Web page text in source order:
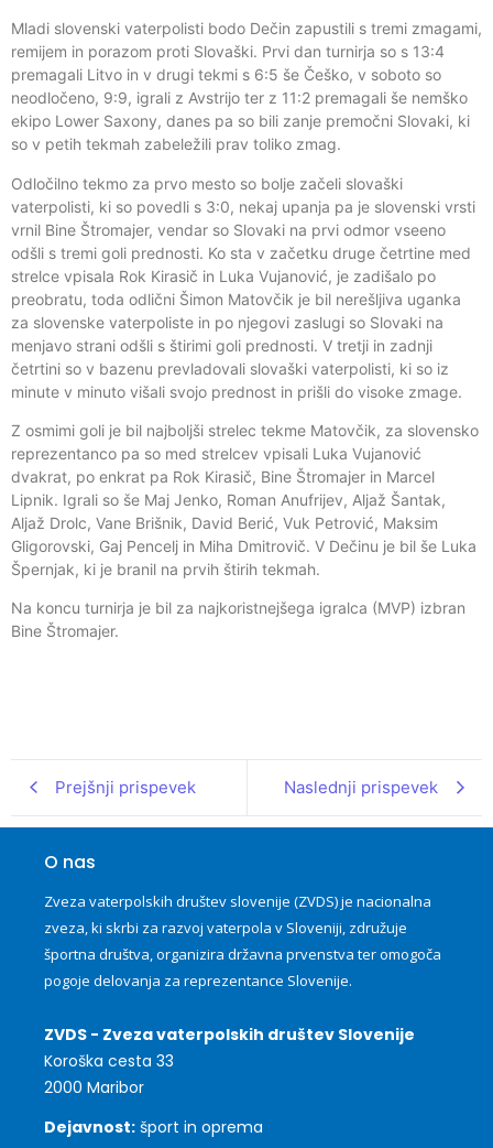
Mladi slovenski vaterpolisti bodo Dečin zapustili s tremi zmagami,
remijem in porazom proti Slovaški. Prvi dan turnirja so s 13:4
premagali Litvo in v drugi tekmi s 6:5 še Češko, v soboto so
neodločeno, 9:9, igrali z Avstrijo ter z 11:2 premagali še nemško
ekipo Lower Saxony, danes pa so bili zanje premočni Slovaki, ki
so v petih tekmah zabeležili prav toliko zmag.
Odločilno tekmo za prvo mesto so bolje začeli slovaški
vaterpolisti, ki so povedli s 3:0, nekaj upanja pa je slovenski vrsti
vrnil Bine Štromajer, vendar so Slovaki na prvi odmor vseeno
odšli s tremi goli prednosti. Ko sta v začetku druge četrtine med
strelce vpisala Rok Kirasič in Luka Vujanović, je zadišalo po
preobratu, toda odlični Šimon Matovčik je bil nerešljiva uganka
za slovenske vaterpoliste in po njegovi zaslugi so Slovaki na
menjavo strani odšli s štirimi goli prednosti. V tretji in zadnji
četrtini so v bazenu prevladovali slovaški vaterpolisti, ki so iz
minute v minuto višali svojo prednost in prišli do visoke zmage.
Z osmimi goli je bil najboljši strelec tekme Matovčik, za slovensko
reprezentanco pa so med strelcev vpisali Luka Vujanović
dvakrat, po enkrat pa Rok Kirasič, Bine Štromajer in Marcel
Lipnik. Igrali so še Maj Jenko, Roman Anufrijev, Aljaž Šantak,
Aljaž Drolc, Vane Brišnik, David Berić, Vuk Petrović, Maksim
Gligorovski, Gaj Pencelj in Miha Dmitrovič. V Dečinu je bil še Luka
Špernjak, ki je branil na prvih štirih tekmah.
Na koncu turnirja je bil za najkoristnejšega igralca (MVP) izbran
Bine Štromajer.
Prejšnji prispevek Naslednji prispevek
O nas
Zveza vaterpolskih društev slovenije (ZVDS) je nacionalna
zveza, ki skrbi za razvoj vaterpola v Sloveniji, združuje
športna društva, organizira državna prvenstva ter omogoča
pogoje delovanja za reprezentance Slovenije.
ZVDS - Zveza vaterpolskih društev Slovenije
Koroška cesta 33
2000 Maribor
Dejavnost: šport in oprema